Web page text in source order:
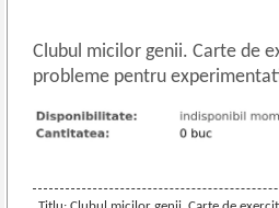
Clubul micilor genii. Carte de
probleme pentru